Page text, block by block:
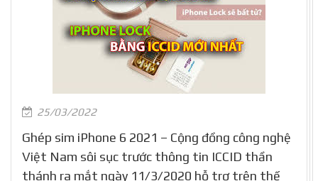
25/03/2022
Ghép sim iPhone 6 2021 – Cộng đồng công nghệ
Việt Nam sôi sục trước thông tin ICCID thần
thánh ra mắt ngày 11/3/2020 hỗ trợ trên thế